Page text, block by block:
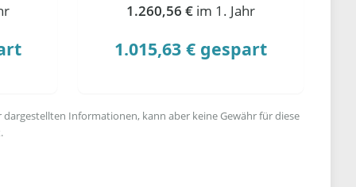
1.260,56 € im 1. Jahr
1.015,63 € gespart
Informationen, kann aber keine Gewähr für diese